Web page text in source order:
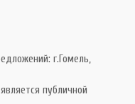
г.Гомель,
публичной